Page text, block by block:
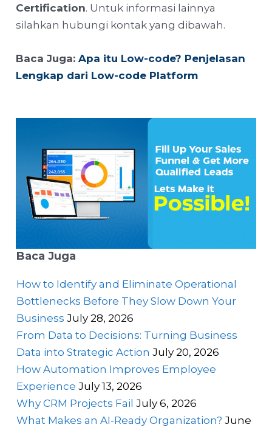
Certification. Untuk informasi lainnya
silahkan hubungi kontak yang dibawah.
Baca Juga:Apa itu Low-code? Penjelasan
Lengkap dari Low-code Platform
Baca Juga
How to Identify and Eliminate Operational
Bottlenecks Before They Slow Down Your
Business July 28, 2026
From Data to Decisions: Turning Business
Data into Strategic Action July 20, 2026
How Automation Improves Employee
Experience July 13, 2026
Why CRM Projects Fail July 6, 2026
What Makes an AI-Ready Organization? June